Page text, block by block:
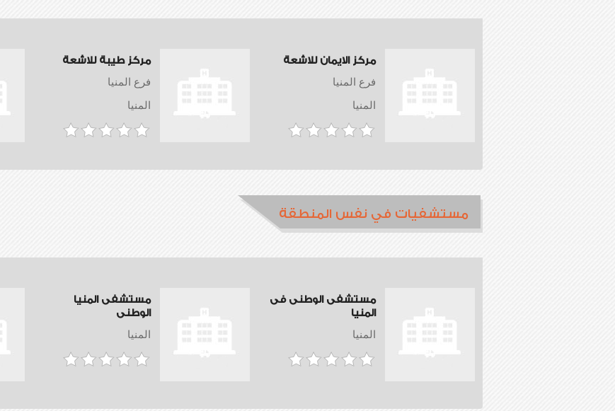
مركز طيبة للاشعة
فرع المنيا
المنيا
مركز الايمان للاشعة
فرع المنيا
المنيا
مستشفيات في نفس المنطقة
مستشفى المنيا
الوطنى
المنيا
مستشفى الوطنى فى
المنيا
المنيا